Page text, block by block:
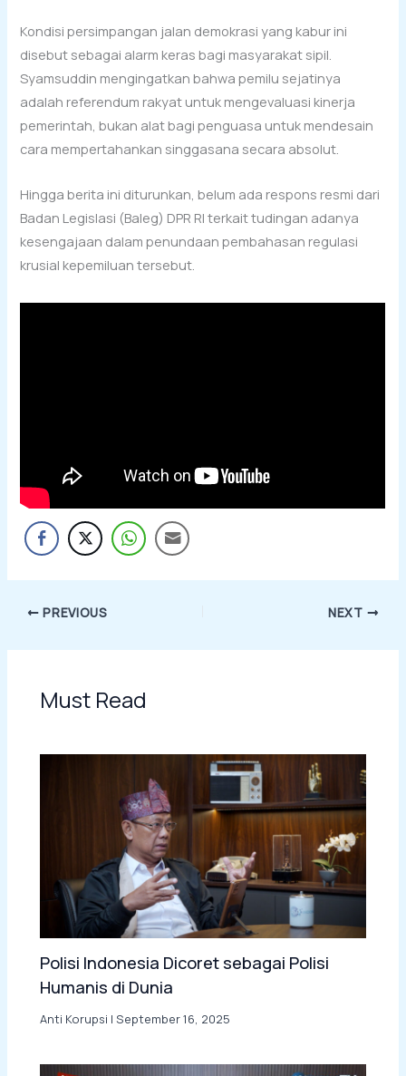
Kondisi persimpangan jalan demokrasi yang kabur ini
disebut sebagai alarm keras bagi masyarakat sipil.
Syamsuddin mengingatkan bahwa pemilu sejatinya
adalah referendum rakyat untuk mengevaluasi kinerja
pemerintah, bukan alat bagi penguasa untuk mendesain
cara mempertahankan singgasana secara absolut.
Hingga berita ini diturunkan, belum ada respons resmi dari
Badan Legislasi (Baleg) DPR RI terkait tudingan adanya
kesengajaan dalam penundaan pembahasan regulasi
krusial kepemiluan tersebut.
PREVIOUS NEXT
Must Read
Polisi Indonesia Dicoret sebagai Polisi
Humanis di Dunia
Anti Korupsi |September 16, 2025